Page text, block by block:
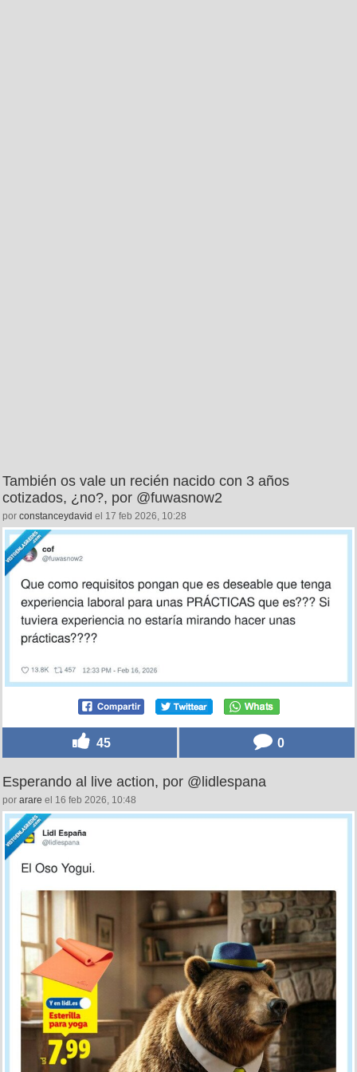
También os vale un recién nacido con 3 años
cotizados, ¿no?, por @fuwasnow2
por constanceydavid el 17 feb 2026, 10:28
45 0
Esperando al live action, por @lidlespana
por arare el 16 feb 2026, 10:48